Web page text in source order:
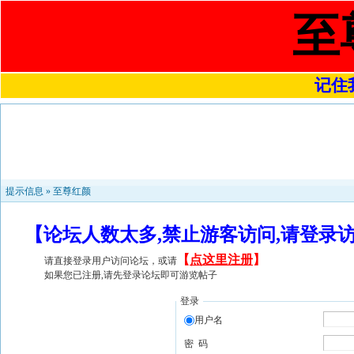
至
记住
提示信息 » 至尊红颜
【论坛人数太多,禁止游客访问,请登
请直接登录用户访问论坛，或请 【 点这里注册】
如果您已注册,请先登录论坛即可游览帖子
登录
用户名
密 码